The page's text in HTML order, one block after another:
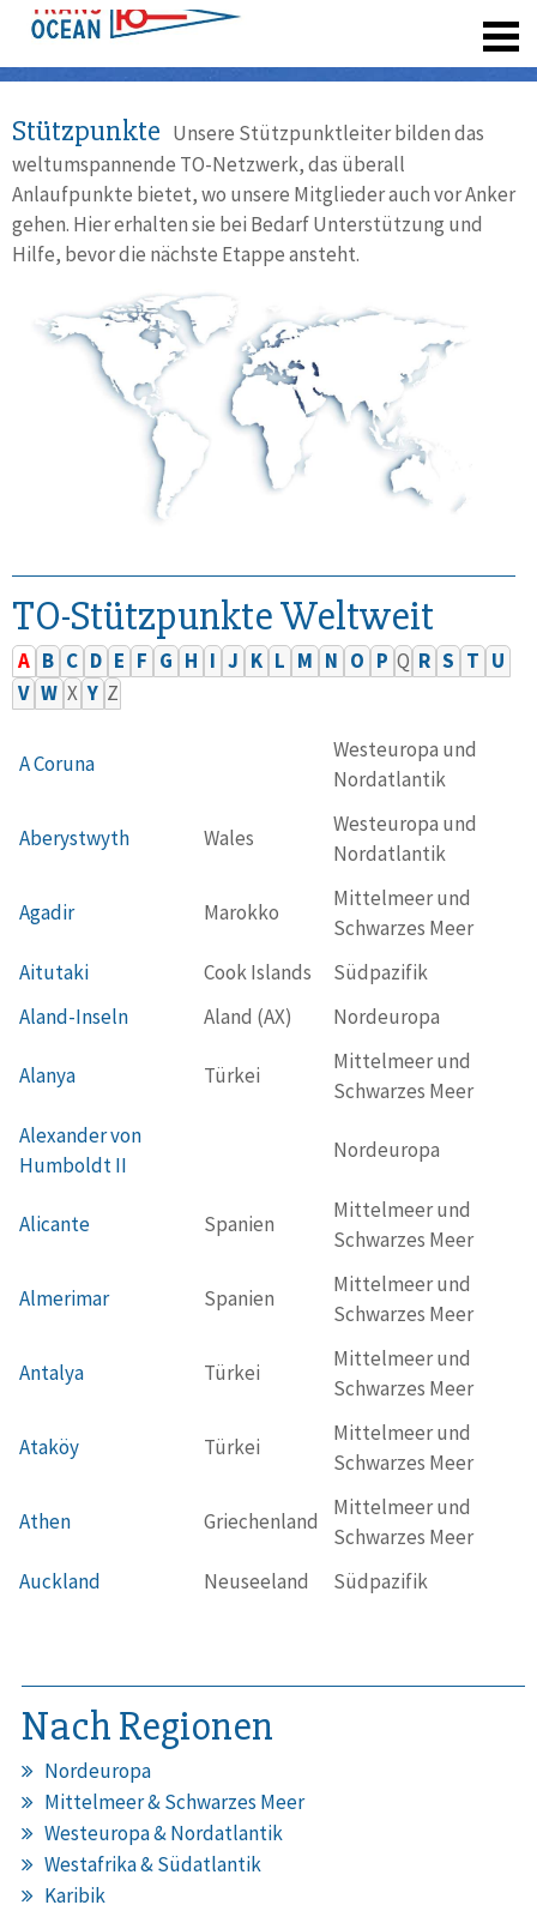
Stützpunkte Unsere Stützpunktleiter bilden das
weltumspannende TO-Netzwerk, das überall
Anlaufpunkte bietet, wo unsere Mitglieder auch vor Anker
gehen. Hier erhalten sie bei Bedarf Unterstützung und
Hilfe, bevor die nächste Etappe ansteht.
TO-Stützpunkte Weltweit
A B C D E F G H I J K L M N O P Q R S T U
V W X Y Z
A Coruna
Westeuropa und
Nordatlantik
Aberystwyth Wales
Westeuropa und
Nordatlantik
Agadir Marokko
Mittelmeer und
Schwarzes Meer
Aitutaki
Cook Islands
Südpazifik
Aland-Inseln
Aland (AX) Nordeuropa
Alanya Türkei
Mittelmeer und
Schwarzes Meer
Alexander von
Humboldt II
Nordeuropa
Alicante Spanien
Mittelmeer und
Schwarzes Meer
Almerimar Spanien
Mittelmeer und
Schwarzes Meer
Antalya Türkei
Mittelmeer und
Schwarzes Meer
Ataköy Türkei
Mittelmeer und
Schwarzes Meer
Athen Griechenland
Mittelmeer und
Schwarzes Meer
Auckland
Neuseeland Südpazifik
Nach Regionen
Nordeuropa
Mittelmeer & Schwarzes Meer
Westeuropa & Nordatlantik
Westafrika & Südatlantik
Karibik